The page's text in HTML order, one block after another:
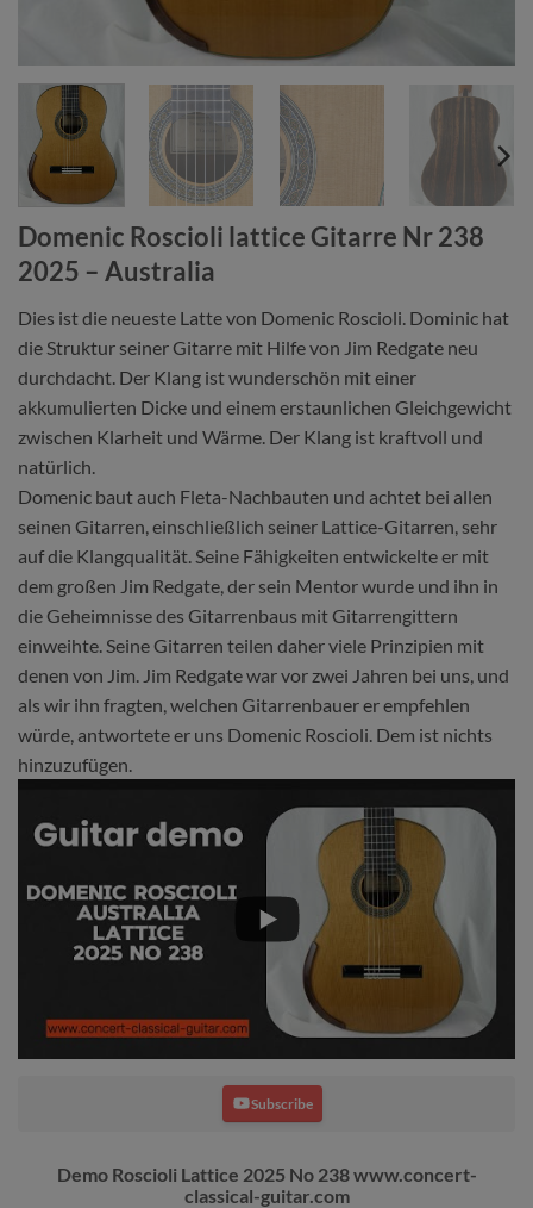
Domenic Roscioli lattice Gitarre Nr 238
2025 – Australia
Dies ist die neueste Latte von Domenic Roscioli. Dominic hat
die Struktur seiner Gitarre mit Hilfe von Jim Redgate neu
durchdacht. Der Klang ist wunderschön mit einer
akkumulierten Dicke und einem erstaunlichen Gleichgewicht
zwischen Klarheit und Wärme. Der Klang ist kraftvoll und
natürlich.
Domenic baut auch Fleta-Nachbauten und achtet bei allen
seinen Gitarren, einschließlich seiner Lattice-Gitarren, sehr
auf die Klangqualität. Seine Fähigkeiten entwickelte er mit
dem großen Jim Redgate, der sein Mentor wurde und ihn in
die Geheimnisse des Gitarrenbaus mit Gitarrengittern
einweihte. Seine Gitarren teilen daher viele Prinzipien mit
denen von Jim. Jim Redgate war vor zwei Jahren bei uns, und
als wir ihn fragten, welchen Gitarrenbauer er empfehlen
würde, antwortete er uns Domenic Roscioli. Dem ist nichts
hinzuzufügen.
Subscribe
Demo Roscioli Lattice 2025 No 238 www.concert-
classical-guitar.com